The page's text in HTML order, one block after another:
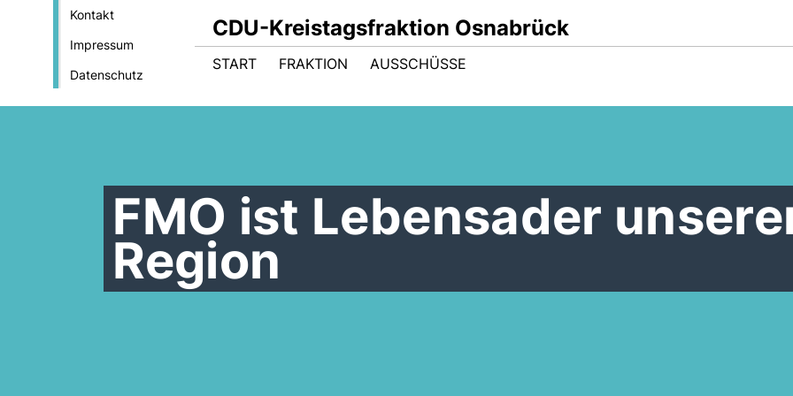
Kontakt
Impressum
Datenschutz
CDU-Kreistagsfraktion Osnabrück
START FRAKTION AUSSCHÜSSE
FMO ist Lebensader
Region